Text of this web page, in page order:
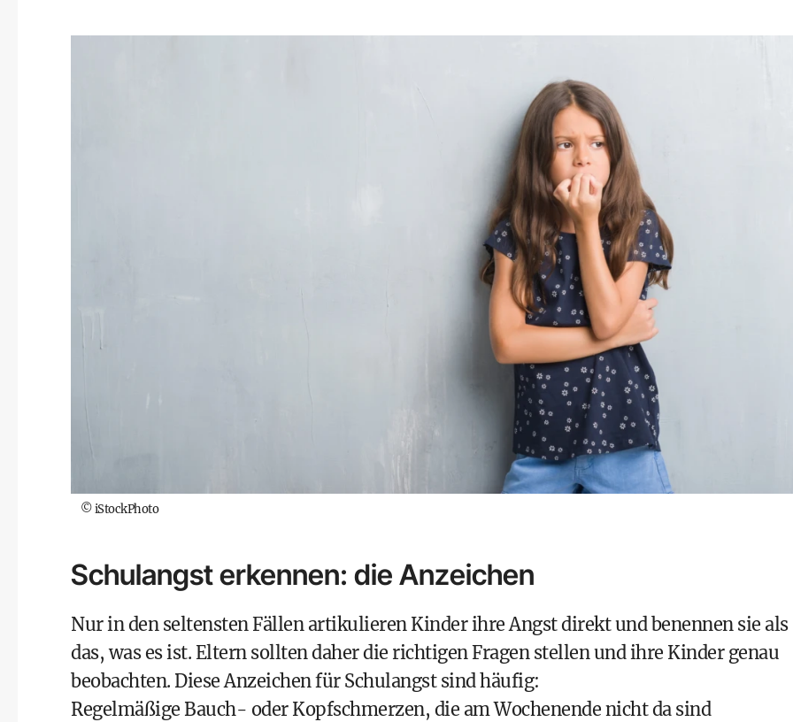
©iStockPhoto
Schulangst erkennen: die Anzeichen
Nur in den seltensten Fällen artikulieren Kinder ihre Angst direkt und benennen sie als
das, was es ist. Eltern sollten daher die richtigen Fragen stellen und ihre Kinder genau
beobachten. Diese Anzeichen für Schulangst sind häufig:
Regelmäßige Bauch- oder Kopfschmerzen, die am Wochenende nicht da sind